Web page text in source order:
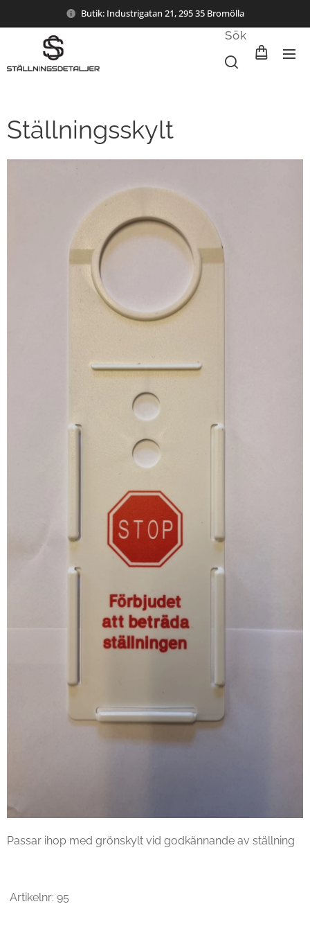
Butik: Industrigatan 21, 295 35 Bromölla
Sök
Ställningsskylt
Passar ihop med grönskylt vid godkännande av ställning
Artikelnr: 95